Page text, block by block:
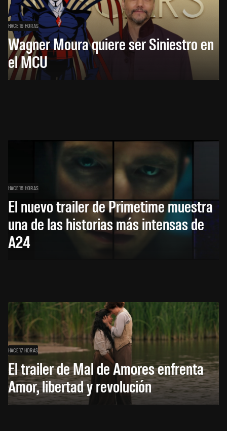
HACE 16 HORAS
Wagner Moura quiere ser Siniestro en
el MCU
HACE 16 HORAS
El nuevo trailer de Primetime muestra
una de las historias más intensas de
A24
HACE 17 HORAS
El trailer de Mal de Amores enfrenta
Amor, libertad y revolución